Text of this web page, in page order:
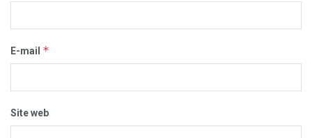
E-mail *
Site web